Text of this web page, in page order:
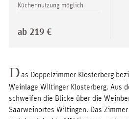
Küchennutzung möglich
ab 219 €
D as Doppelzimmer Klosterberg
Weinlage Wiltinger Klosterberg. Aus
schweifen die Blicke über die
Saarweinortes Wiltingen. Das